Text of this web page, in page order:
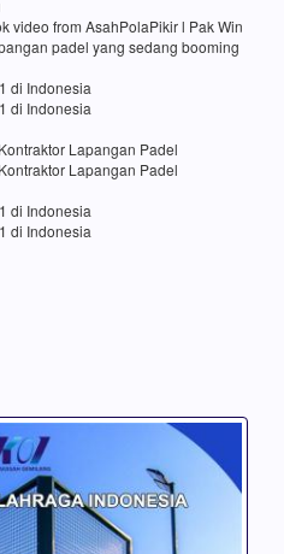
video from AsahPolaPikir l Pak Win
padel yang sedang booming
di Indonesia
di Indonesia
Lapangan Padel
Lapangan Padel
di Indonesia
di Indonesia